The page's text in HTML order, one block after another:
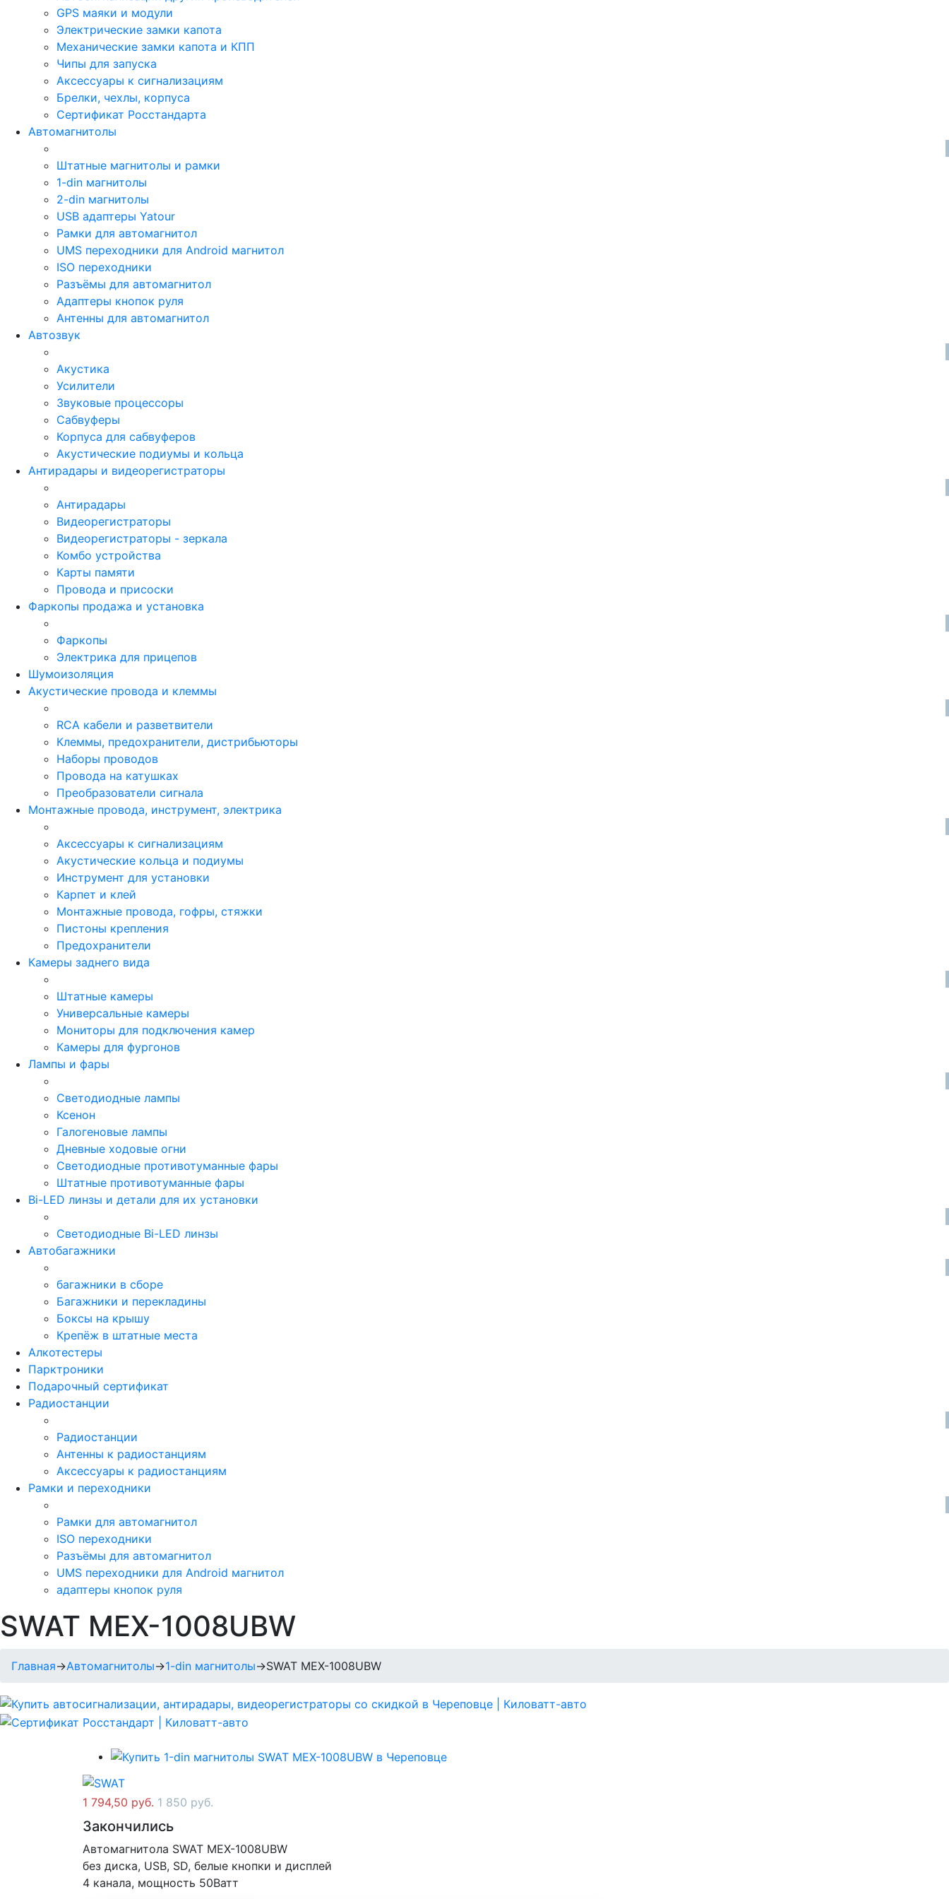
GPS маяки и модули
Электрические замки капота
Механические замки капота и КПП
Чипы для запуска
Аксессуары к сигнализациям
Брелки, чехлы, корпуса
Сертификат Росстандарта
Автомагнитолы
Штатные магнитолы и рамки
1-din магнитолы
2-din магнитолы
USB адаптеры Yatour
Рамки для автомагнитол
UMS переходники для Android магнитол
ISO переходники
Разъёмы для автомагнитол
Адаптеры кнопок руля
Антенны для автомагнитол
Автозвук
Акустика
Усилители
Звуковые процессоры
Сабвуферы
Корпуса для сабвуферов
Акустические подиумы и кольца
Антирадары и видеорегистраторы
Антирадары
Видеорегистраторы
Видеорегистраторы - зеркала
Комбо устройства
Карты памяти
Провода и присоски
Фаркопы продажа и установка
Фаркопы
Электрика для прицепов
Шумоизоляция
Акустические провода и клеммы
RCA кабели и разветвители
Клеммы, предохранители, дистрибьюторы
Наборы проводов
Провода на катушках
Преобразователи сигнала
Монтажные провода, инструмент, электрика
Аксессуары к сигнализациям
Акустические кольца и подиумы
Инструмент для установки
Карпет и клей
Монтажные провода, гофры, стяжки
Пистоны крепления
Предохранители
Камеры заднего вида
Штатные камеры
Универсальные камеры
Мониторы для подключения камер
Камеры для фургонов
Лампы и фары
Светодиодные лампы
Ксенон
Галогеновые лампы
Дневные ходовые огни
Светодиодные противотуманные фары
Штатные противотуманные фары
Bi-LED линзы и детали для их установки
Светодиодные Bi-LED линзы
Автобагажники
багажники в сборе
Багажники и перекладины
Боксы на крышу
Крепёж в штатные места
Алкотестеры
Парктроники
Подарочный сертификат
Радиостанции
Радиостанции
Антенны к радиостанциям
Аксессуары к радиостанциям
Рамки и переходники
Рамки для автомагнитол
ISO переходники
Разъёмы для автомагнитол
UMS переходники для Android магнитол
адаптеры кнопок руля
SWAT MEX-1008UBW
Главная→Автомагнитолы→1-din магнитолы→SWAT MEX-1008UBW
1 794,50 руб. 1 850 руб.
Закончились
Автомагнитола SWAT MEX-1008UBW
без диска, USB, SD, белые кнопки и дисплей
4 канала, мощность 50Ватт